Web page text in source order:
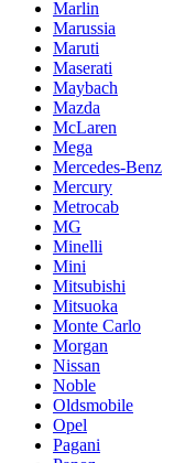
Marlin
Marussia
Maruti
Maserati
Maybach
Mazda
McLaren
Mega
Mercedes-Benz
Mercury
Metrocab
MG
Minelli
Mini
Mitsubishi
Mitsuoka
Monte Carlo
Morgan
Nissan
Noble
Oldsmobile
Opel
Pagani